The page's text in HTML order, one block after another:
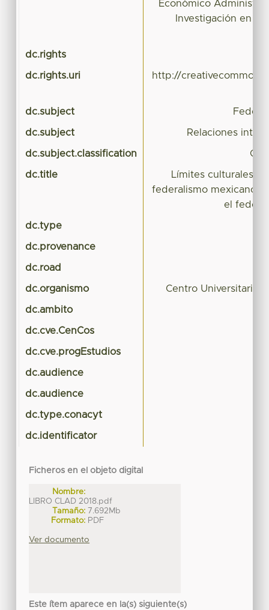
Económico
Investigación en
dc.rights
dc.rights.uri http://
dc.subject
dc.subject Relaciones
dc.subject.classification
dc.title
Límites culturales
federalismo mexicano:
el
dc.type
dc.provenance
dc.road
dc.organismo Centro Universitario
dc.ambito
dc.cve.CenCos
dc.cve.progEstudios
dc.audience
dc.audience
dc.type.conacyt
dc.identificator
Ficheros en el objeto digital
Nombre:
LIBRO CLAD 2018.pdf
Tamaño: 7.692Mb
Formato: PDF
Ver documento
Este ítem aparece en la(s) siguiente(s)